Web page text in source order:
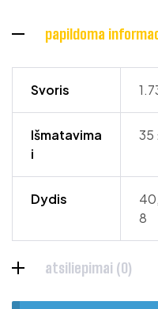
papildoma
Svoris
Išmatavima
i
35
Dydis
8
atsiliepimai (0)